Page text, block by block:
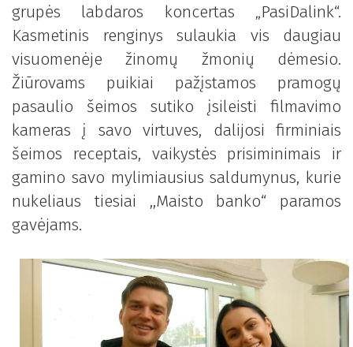
grupės labdaros koncertas „PasiDalink“.
Kasmetinis renginys sulaukia vis daugiau
visuomenėje žinomų žmonių dėmesio.
Žiūrovams puikiai pažįstamos pramogų
pasaulio šeimos sutiko įsileisti filmavimo
kameras į savo virtuves, dalijosi firminiais
šeimos receptais, vaikystės prisiminimais ir
gamino savo mylimiausius saldumynus, kurie
nukeliaus tiesiai ,,Maisto banko“ paramos
gavėjams.